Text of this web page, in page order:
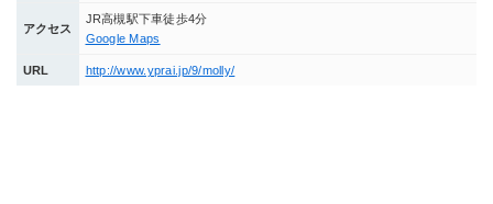
アクセス
JR高槻駅下車徒歩4分
Google Maps
URL http://www.yprai.jp/9/molly/